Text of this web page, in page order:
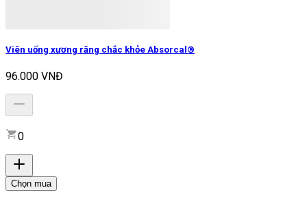
Viên uống xương răng chắc khỏe Absorcal®
96.000 VNĐ
0
Chọn mua